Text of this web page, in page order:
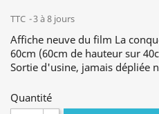
TTC 3 à 8 jours
Affiche neuve du film La
60cm (60cm de hauteur sur
Sortie d'usine, jamais dépliée
Quantité